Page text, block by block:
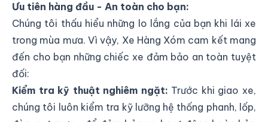
Ưu tiên hàng đầu - An toàn cho bạn:
Chúng tôi thấu hiểu những lo lắng của bạn khi lái xe
trong mùa mưa. Vì vậy, Xe Hàng Xóm cam kết mang
đến cho bạn những chiếc xe đảm bảo an toàn tuyệt
đối:
Kiểm tra kỹ thuật nghiêm ngặt: Trước khi giao xe,
chúng tôi luôn kiểm tra kỹ lưỡng hệ thống phanh, lốp,